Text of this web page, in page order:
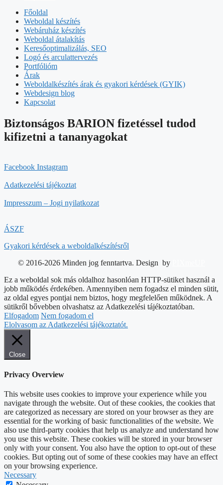
Főoldal
Weboldal készítés
Webáruház készítés
Weboldal átalakítás
Keresőoptimalizálás, SEO
Logó és arculattervezés
Portfólióm
Árak
Weboldalkészítés árak és gyakori kérdések (GYIK)
Webdesign blog
Kapcsolat
Biztonságos BARION fizetéssel tudod
kifizetni a tananyagokat
Facebook Instagram
Adatkezelési tájékoztat
Impresszum – Jogi nyilatkozat
ÁSZF
Gyakori kérdések a weboldalkészítésről
© 2016-2026 Minden jog fenntartva. Design by
Ez a weboldal sok más oldalhoz hasonlóan HTTP-sütiket használ a
jobb működés érdekében. Amennyiben nem fogadsz el minden sütit,
az oldal egyes pontjai nem biztos, hogy megfelelően működnek. A
sütikről bővebben olvashatsz az Adatkezelési tájékoztatóban.
Elfogadom Nem fogadom el
Elolvasom az Adatkezelési tájékoztatót.
Close
Privacy Overview
This website uses cookies to improve your experience while you
navigate through the website. Out of these cookies, the cookies that
are categorized as necessary are stored on your browser as they are
essential for the working of basic functionalities of the website. We
also use third-party cookies that help us analyze and understand how
you use this website. These cookies will be stored in your browser
only with your consent. You also have the option to opt-out of these
cookies. But opting out of some of these cookies may have an effect
on your browsing experience.
Necessary